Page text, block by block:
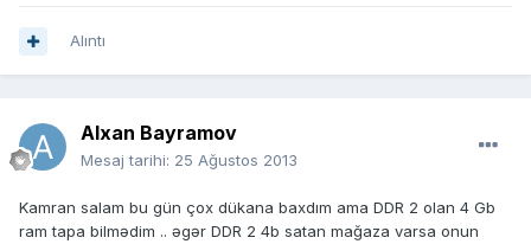
Alıntı
Alxan Bayramov
Mesaj tarihi: 25 Ağustos 2013
Kamran salam bu gün çox dükana baxdım ama DDR 2 olan 4 Gb
ram tapa bilmədim .. əgər DDR 2 4b satan mağaza varsa onun